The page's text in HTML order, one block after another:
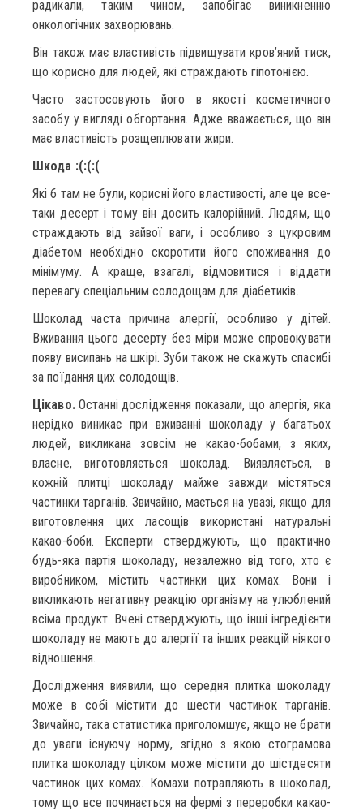
радикали, таким чином, запобігає виникненню
онкологічних захворювань.
Він також має властивість підвищувати кров’яний тиск,
що корисно для людей, які страждають гіпотонією.
Часто застосовують його в якості косметичного
засобу у вигляді обгортання. Адже вважається, що він
має властивість розщеплювати жири.
Шкода :(:(:(
Які б там не були, корисні його властивості, але це все-
таки десерт і тому він досить калорійний. Людям, що
страждають від зайвої ваги, і особливо з цукровим
діабетом необхідно скоротити його споживання до
мінімуму. А краще, взагалі, відмовитися і віддати
перевагу спеціальним солодощам для діабетиків.
Шоколад часта причина алергії, особливо у дітей.
Вживання цього десерту без міри може спровокувати
появу висипань на шкірі. Зуби також не скажуть спасибі
за поїдання цих солодощів.
Цікаво.Останні дослідження показали, що алергія, яка
нерідко виникає при вживанні шоколаду у багатьох
людей, викликана зовсім не какао-бобами, з яких,
власне, виготовляється шоколад. Виявляється, в
кожній плитці шоколаду майже завжди містяться
частинки тарганів. Звичайно, мається на увазі, якщо для
виготовлення цих ласощів використані натуральні
какао-боби. Експерти стверджують, що практично
будь-яка партія шоколаду, незалежно від того, хто є
виробником, містить частинки цих комах. Вони і
викликають негативну реакцію організму на улюблений
всіма продукт. Вчені стверджують, що інші інгредієнти
шоколаду не мають до алергії та інших реакцій ніякого
відношення.
Дослідження виявили, що середня плитка шоколаду
може в собі містити до шести частинок тарганів.
Звичайно, така статистика приголомшує, якщо не брати
до уваги існуючу норму, згідно з якою стограмова
плитка шоколаду цілком може містити до шістдесяти
частинок цих комах. Комахи потрапляють в шоколад,
тому що все починається на фермі з переробки какао-